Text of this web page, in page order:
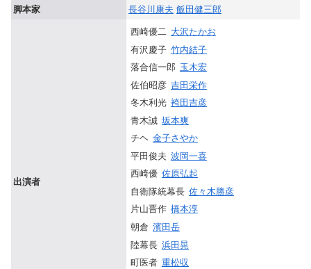
脚本家
長谷川康夫 飯田健三郎
出演者
西崎優二 大沢たかお
有沢慶子 竹内結子
落合信一郎 玉木宏
佐伯昭彦 吉田栄作
冬木利光 袴田吉彦
青木誠 坂本爽
チヘ 金子さやか
平田俊夫 波岡一喜
西崎優 佐原弘起
自衛隊統幕長 佐々木勝彦
片山晋作 橋本淳
朝倉 濱田岳
陸幕長 浜田晃
町医者 重松収